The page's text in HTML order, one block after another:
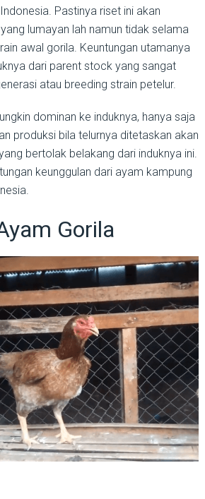
Pastinya riset ini akan
lumayan lah namun tidak selama
awal gorila. Keuntungan utamanya
dari parent stock yang sangat
atau breeding strain petelur.
dominan ke induknya, hanya saja
produksi bila telurnya ditetaskan akan
bertolak belakang dari induknya ini.
keunggulan dari ayam kampung
Gorila